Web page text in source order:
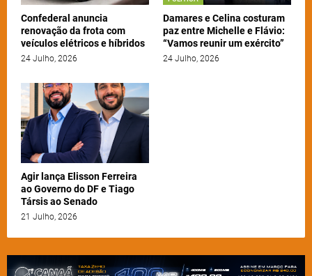
Confederal anuncia
renovação da frota com
veículos elétricos e híbridos
24 Julho, 2026
Damares e Celina costuram
paz entre Michelle e Flávio:
“Vamos reunir um exército”
24 Julho, 2026
Agir lança Elisson Ferreira
ao Governo do DF e Tiago
Társis ao Senado
21 Julho, 2026